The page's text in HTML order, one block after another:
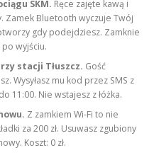
SKM. Ręce zajęte kawą i
Zamek Bluetooth wyczuje Twój
gdy podejdziesz. Zamknie
wyjściu.
stacji Tłuszcz. Gość
Wysyłasz mu kod przez SMS z
11:00. Nie wstajesz z łóżka.
Z zamkiem Wi-Fi to nie
za 200 zł. Usuwasz zgubiony
Koszt: 0 zł.